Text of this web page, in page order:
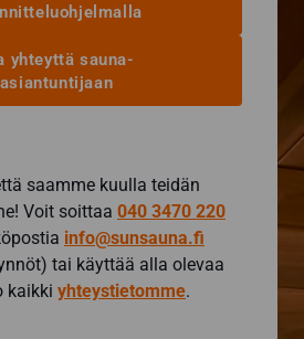
yhteyttä sauna-
asiantuntijaan
saamme kuulla teidän
Voit soittaa 040 3470 220
info@sunsauna.fi
tai käyttää alla olevaa
kaikki yhteystietomme.